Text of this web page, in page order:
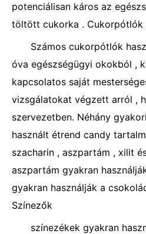
potenciálisan káros az
töltött cukorka . Cukorpótlók
Számos cukorpótlók
óva egészségügyi okokból ,
kapcsolatos saját
vizsgálatokat végzett arról ,
szervezetben. Néhány
használt étrend candy
szacharin , aszpartám , xilit
aszpartám gyakran
gyakran használják a
Színezők
színezékek gyakran